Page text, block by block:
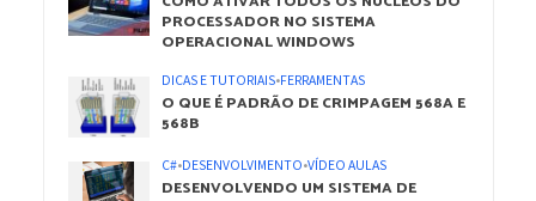
PROCESSADOR NO SISTEMA
OPERACIONAL WINDOWS
DICAS E TUTORIAIS•FERRAMENTAS
O QUE É PADRÃO DE CRIMPAGEM 568A E
568B
C#•DESENVOLVIMENTO•VÍDEO AULAS
DESENVOLVENDO UM SISTEMA DE